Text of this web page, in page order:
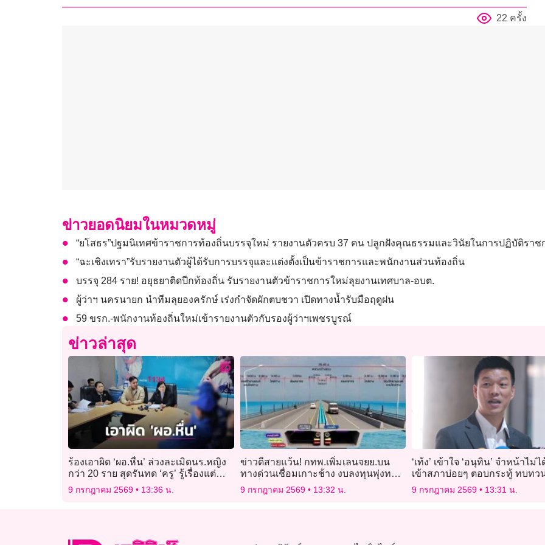
22 ครั้ง
ข่าวยอดนิยมในหมวดหมู่
“ยโสธร”ปฐมนิเทศข้าราชการท้องถิ่นบรรจุใหม่ รายงานตัวครบ 37 คน ปลูกฝังคุณธรรมและวินัยในการปฏิบัติราช
“ฉะเชิงเทรา”รับรายงานตัวผู้ได้รับการบรรจุและแต่งตั้งเป็นข้าราชการและพนักงานส่วนท้องถิ่น
บรรจุ 284 ราย! อยุธยาติดปีกท้องถิ่น รับรายงานตัวข้าราชการใหม่ลุยงานเทศบาล-อบต.
ผู้ว่าฯ นครนายก นำทีมลุยองครักษ์ เร่งกำจัดผักตบชวา เปิดทางน้ำรับมือฤดูฝน
59 ขรก.-พนักงานท้องถิ่นใหม่เข้ารายงานตัวกับรองผู้ว่าฯเพชรบูรณ์
ข่าวล่าสุด
ร้องเอาผิด ‘ผอ.หื่น’ ล่วงละเมิดนร.หญิง
กว่า 20 ราย สุดรันทด ‘ครู’ รู้เรื่องแต่
กลับนิ่งเฉย
9 กรกฎาคม 2569 13:36 น.
ข่าวดีสายแว้น! กทพ.เพิ่มเลนจยย.บน
ทางด่วนเชื่อมเกาะช้าง งบลงทุนพุ่งทะลุ
2 หมื่นล้าน
9 กรกฎาคม 2569 13:32 น.
‘เท้ง’ เข้าใจ ‘อนุทิน’ จำหน้าไม่
เข้าสภาบ่อยๆ ตอบกระทู้ ทบทว
จำ
9 กรกฎาคม 2569 13:31 น.